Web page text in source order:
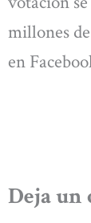
millones
en
Deja un